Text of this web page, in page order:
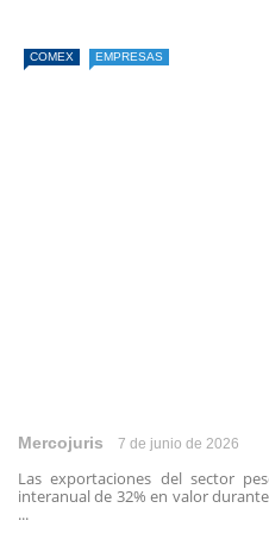
COMEX EMPRESAS
Mercojuris 7 de junio de 2026
Las exportaciones del sector
interanual de 32% en valor
...